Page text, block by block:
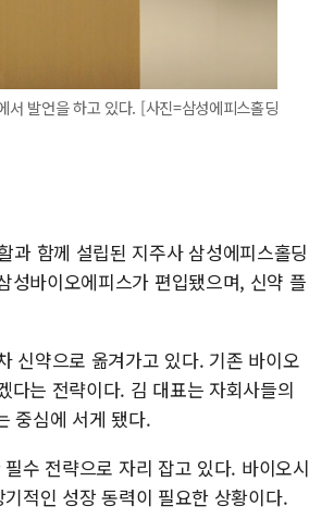
발언을 하고 있다. [사진=삼성에피스홀딩
과 함께 설립된 지주사 삼성에피스홀딩
성바이오에피스가 편입됐으며, 신약 플
신약으로 옮겨가고 있다. 기존 바이오
다는 전략이다. 김 대표는 자회사들의
중심에 서게 됐다.
수 전략으로 자리 잡고 있다. 바이오시
적인 성장 동력이 필요한 상황이다.